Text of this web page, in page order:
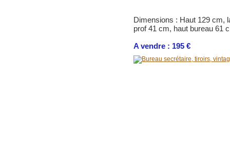
Dimensions : Haut 129 cm,
prof 41 cm, haut bureau 61
A vendre : 195 €